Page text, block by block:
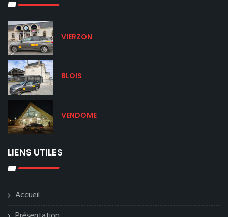
VIERZON
BLOIS
VENDOME
LIENS UTILES
Accueil